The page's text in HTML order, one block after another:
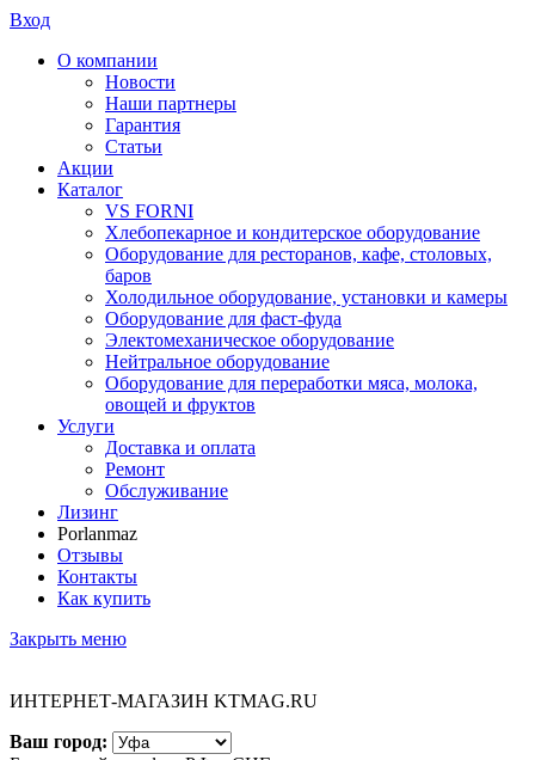
Вход
О компании
Новости
Наши партнеры
Гарантия
Статьи
Акции
Каталог
VS FORNI
Хлебопекарное и кондитерское оборудование
Оборудование для ресторанов, кафе, столовых,
баров
Холодильное оборудование, установки и камеры
Оборудование для фаст-фуда
Электомеханическое оборудование
Нейтральное оборудование
Оборудование для переработки мяса, молока,
овощей и фруктов
Услуги
Доставка и оплата
Ремонт
Обслуживание
Лизинг
Porlanmaz
Отзывы
Контакты
Как купить
Закрыть меню
ИНТЕРНЕТ-МАГАЗИН KTMAG.RU
Ваш город: